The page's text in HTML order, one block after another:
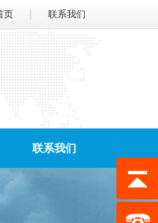
页 | 联系我们
联系我们